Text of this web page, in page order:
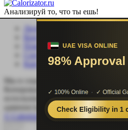
Анализируй то, что ты ешь!
Личный кабинет
Помощь сайту
Соцсети
Карта сайта
Мы в социальных сетях:
Копирование, перепечатка
использование материала без
администрации сайта Calorizator.ru
© Calorizator.ru 2008-2026